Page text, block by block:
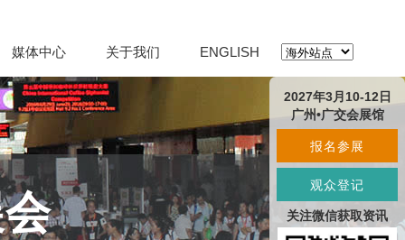
媒体中心 关于我们 ENGLISH
2027年3月10-12日
广州•广交会展馆
报名参展
观众登记
关注微信获取资讯